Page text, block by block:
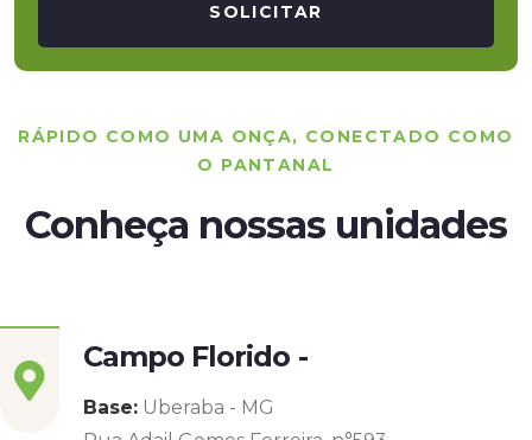
SOLICITAR
RÁPIDO COMO UMA ONÇA, CONECTADO COMO
O PANTANAL
Conheça nossas unidades
Campo Florido -
Base: Uberaba - MG